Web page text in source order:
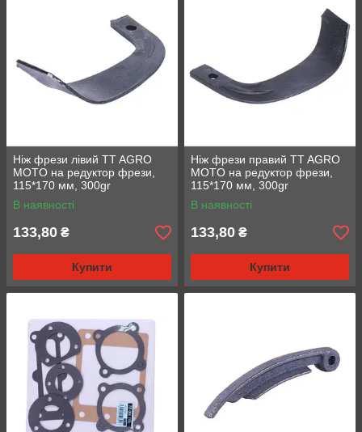
Ніж фрези лівий TT AGRO
MOTO на редуктор фрези,
115*170 мм, 300gr
В наявності
133,80 ₴
Купити
Ніж фрези правий TT AGRO
MOTO на редуктор фрези,
115*170 мм, 300gr
В наявності
133,80 ₴
Купити